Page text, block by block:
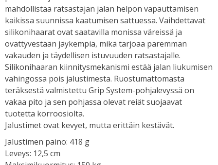
mahdollistaa ratsastajan jalan helpon vapauttamisen
kaikissa suunnissa kaatumisen sattuessa. Vaihdettavat
silikonihaarat ovat saatavilla monissa väreissä ja
ovattyvestään jäykempiä, mikä tarjoaa paremman
vakauden ja täydellisen istuvuuden ratsastajalle.
Silikonihaaran kiinnitysmekanismi estää jalan liukumisen
vahingossa pois jalustimesta. Ruostumattomasta
teräksestä valmistettu Grip System-pohjalevyssä on
vakaa pito ja sen pohjassa olevat reiät suojaavat
tuotetta korroosiolta.
Jalustimet ovat kevyet, mutta erittäin kestävät.
Jalustimen paino: 418 g
Leveys: 12,5 cm